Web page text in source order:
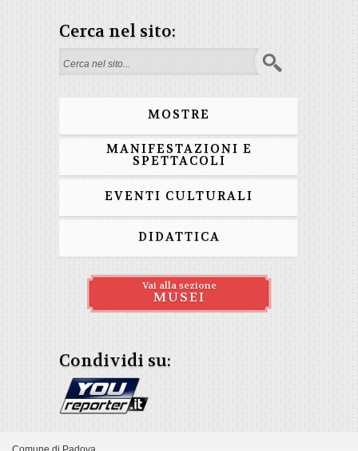
Cerca nel sito:
Form di ricerca
MOSTRE
MANIFESTAZIONI E
SPETTACOLI
EVENTI CULTURALI
DIDATTICA
Vai alla sezione
MUSEI
Condividi su: